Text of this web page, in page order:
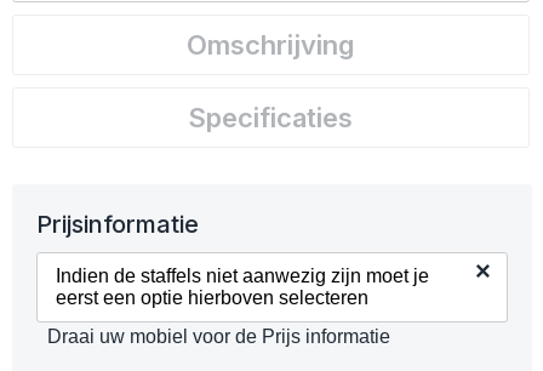
Omschrijving
Specificaties
Prijsinformatie
Indien de staffels niet aanwezig zijn moet je
eerst een optie hierboven selecteren
×
Draai uw mobiel voor de Prijs informatie